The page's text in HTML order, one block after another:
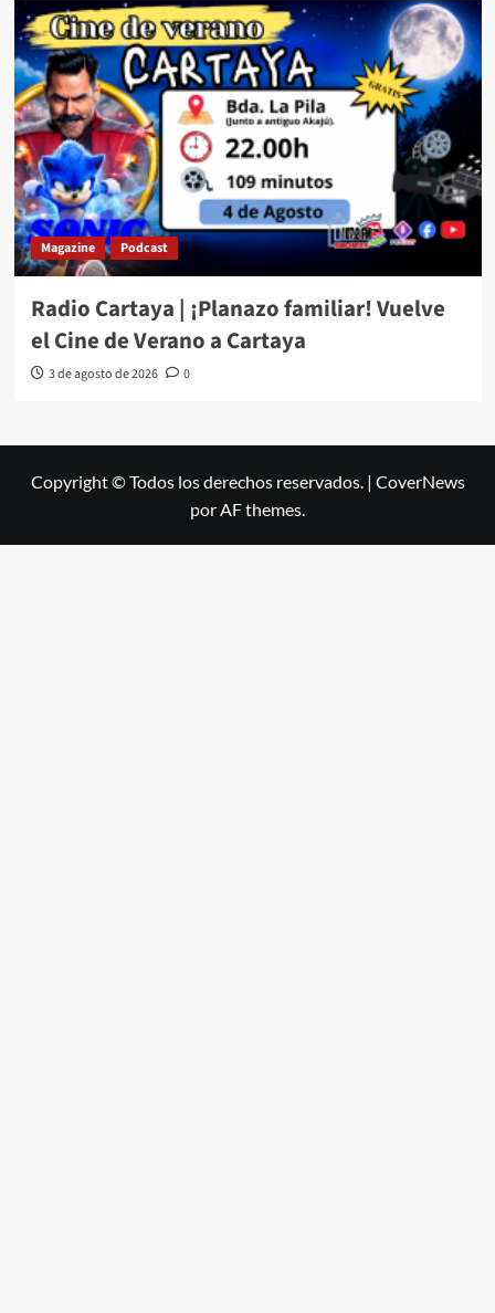
Magazine Podcast
Radio Cartaya | ¡Planazo familiar! Vuelve
el Cine de Verano a Cartaya
3 de agosto de 2026 0
Copyright © Todos los derechos reservados. | CoverNews
por AF themes.